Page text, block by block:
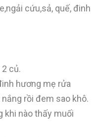
cứu,sả, quế, đinh
củ.
hương mẹ rửa
rồi đem sao khô.
khi nào thấy muối